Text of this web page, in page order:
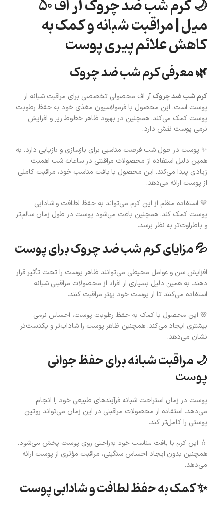
🌙 کرم شب ضد چروک آر اف 50
میل | مراقبت شبانه و کمک به
کاهش علائم پیری پوست
🌿 معرفی کرم شب ضد چروک
کرم شب ضد چروکآر اف محصولی تخصصی برای مراقبت شبانه از
پوست است. این محصول با فرمولاسیون مغذی خود به حفظ رطوبت
پوست کمک می‌کند. همچنین در بهبود ظاهر خطوط ریز و افزایش
نرمی پوست نقش دارد.
✨ پوست در طول شب فرصت مناسبی برای بازسازی و بازیابی دارد. به
همین دلیل استفاده از محصولات مراقبتی در ساعات شب اهمیت
زیادی پیدا می‌کند. این محصول با بافت مناسب خود، مراقبت کاملی
از پوست ارائه می‌دهد.
💙 استفاده منظم از این کرم می‌تواند به حفظ لطافت و شادابی
پوست کمک کند. همچنین باعث می‌شود پوست در طول زمان سالم‌تر
و باطراوت‌تر به نظر برسد.
💦 مزایای کرم شب ضد چروک برای پوست
افزایش سن و عوامل محیطی می‌توانند ظاهر پوست را تحت تأثیر قرار
دهند. به همین دلیل بسیاری از افراد از محصولات مراقبتی شبانه
استفاده می‌کنند تا از پوست خود بهتر مراقبت کنند.
🌸 این محصول با کمک به حفظ رطوبت پوست، احساس نرمی
بیشتری ایجاد می‌کند. همچنین ظاهر پوست را شاداب‌تر و یکدست‌تر
نشان می‌دهد.
🌙 مراقبت شبانه برای حفظ جوانی
پوست
پوست در زمان استراحت شبانه فرآیندهای طبیعی خود را انجام
می‌دهد. استفاده از محصولات مراقبتی در این زمان می‌تواند روتین
پوستی را کامل‌تر کند.
💧 این کرم با بافت مناسب خود به‌راحتی روی پوست پخش می‌شود.
همچنین بدون ایجاد احساس سنگینی، مراقبت مؤثری از پوست ارائه
می‌دهد.
✨ کمک به حفظ لطافت و شادابی پوست